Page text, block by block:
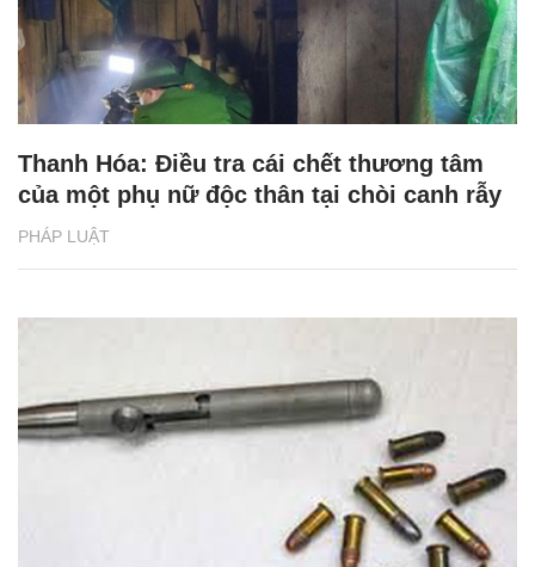
PHÁP LUẬT
Thanh Hóa: Điều tra cái chết thương tâm
của một phụ nữ độc thân tại chòi canh rẫy